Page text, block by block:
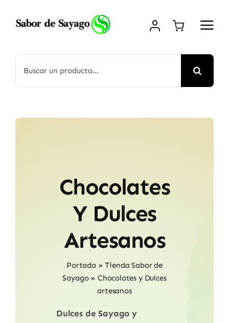
Chocolates
Y Dulces
Artesanos
Portada »Tienda Sabor de
Sayago» Chocolates y Dulces
artesanos
Dulces de Sayago y